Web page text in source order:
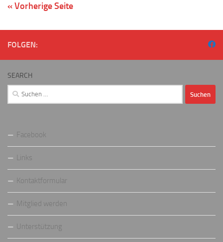
« Vorherige Seite
FOLGEN:
SEARCH
Suchen
nach:
Facebook
Links
Kontaktformular
Mitglied werden
Unterstützung